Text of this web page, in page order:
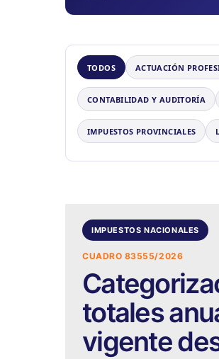
TODOS ACTUACIÓN
CONTABILIDAD Y AUDITORÍA
IMPUESTOS PROVINCIALES
IMPUESTOS NACIONALES
CUADRO 83555/2026
totales
vigente